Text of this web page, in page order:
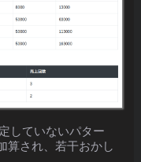
していないパター
算され、若干おかし